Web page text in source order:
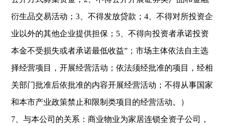
衍生品交易活动；3 、不得发放贷款；4 、不得对所投资企
业以外的其他企业提供担保； 5 、不得向投资者承诺投资
本金不受损失或者承诺最低收益” ；市场主体依法自主选
择经营项目，开展经营活动；依法须经批准的项目，经相
关部门批准后依批准的内容开展经营活动；不得从事国家
和本市产业政策禁止和限制类项目的经营活动。）
7 、与本公司的关系：商业物业为家居连锁全资子公司，